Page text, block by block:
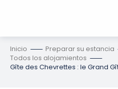
Inicio Preparar su estancia
Todos los alojamientos
Gîte des Chevrettes : le Grand